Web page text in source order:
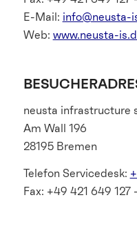
E-Mail: info@neusta-
Web: www.neusta-
neusta infrastructure
Am Wall 196
28195 Bremen
Telefon Servicedesk:
Fax: +49 421 649 127